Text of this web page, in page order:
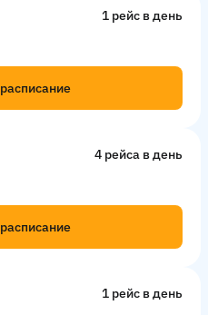
1 рейс в день
4 рейсa в день
1 рейс в день